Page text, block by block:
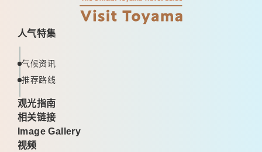
人气特集
气候资讯
推荐路线
观光指南
相关链接
Image Gallery
视频